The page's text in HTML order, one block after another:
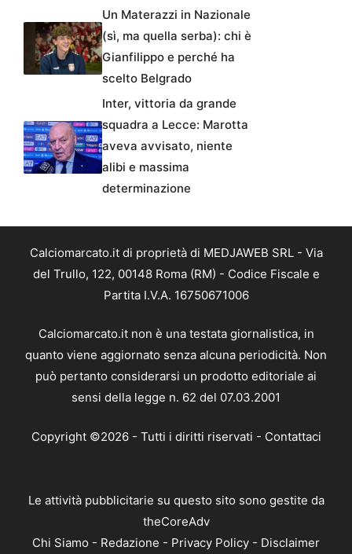
Un Materazzi in Nazionale
(sì, ma quella serba): chi è
Gianfilippo e perché ha
scelto Belgrado
Inter, vittoria da grande
squadra a Lecce: Marotta
aveva avvisato, niente
alibi e massima
determinazione
Calciomarcato.it di proprietà di MEDJAWEB SRL - Via
del Trullo, 122, 00148 Roma (RM) - Codice Fiscale e
Partita I.V.A. 16750671006
Calciomarcato.it non è una testata giornalistica, in
quanto viene aggiornato senza alcuna periodicità. Non
può pertanto considerarsi un prodotto editoriale ai
sensi della legge n. 62 del 07.03.2001
Copyright ©2026 - Tutti i diritti riservati - Contattaci
Le attività pubblicitarie su questo sito sono gestite da
theCoreAdv
Chi Siamo - Redazione - Privacy Policy - Disclaimer